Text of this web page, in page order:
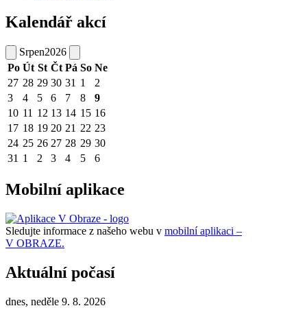
Kalendář akcí
Srpen2026
Po Út St Čt Pá So Ne
27 28 29 30 31 1
2
3
4 5 6 7 8
9
10 11 12 13 14 15 16
17 18 19 20 21 22 23
24 25 26 27 28 29 30
31 1 2 3 4 5 6
Mobilní aplikace
Sledujte informace z našeho webu v mobilní aplikaci –
V OBRAZE.
Aktuální počasí
dnes, neděle 9. 8. 2026